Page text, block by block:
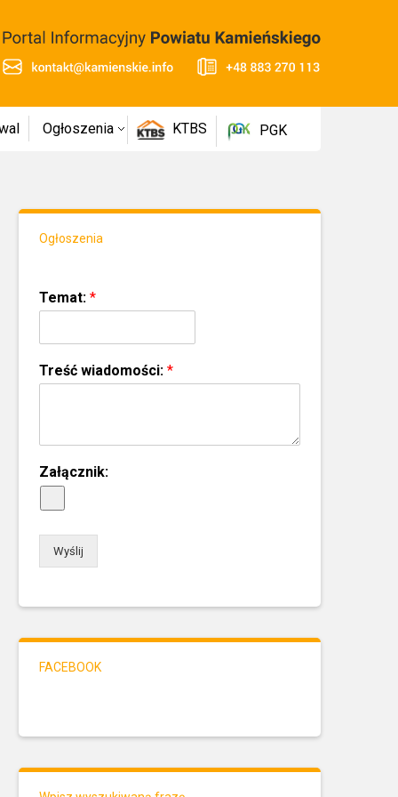
Ogłoszenia KTBS PGK
Ogłoszenia
Temat: *
Treść wiadomości: *
Załącznik:
Wyślij
FACEBOOK